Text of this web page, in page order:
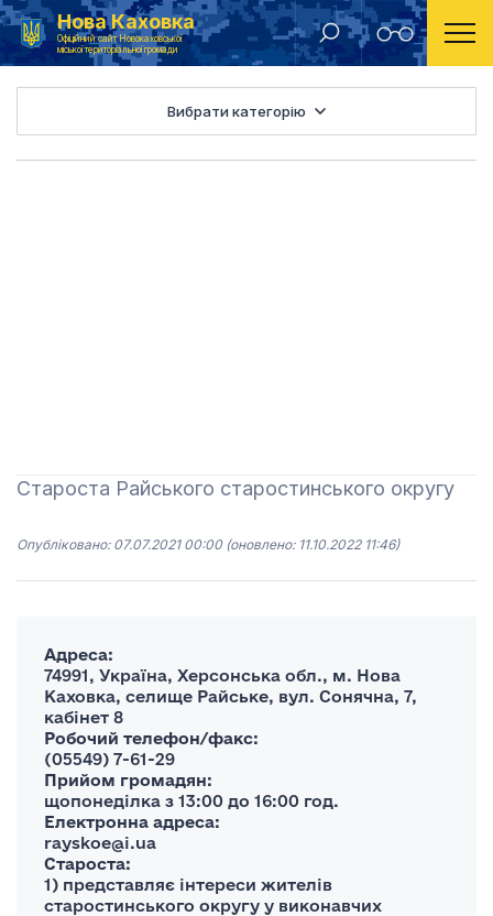
Нова Каховка
Офіційний сайт Новокаховської
міської територіальної громади
Головна Виконавчий комітет
Вибрати категорію
Староста Райського старостинського округу
Опубліковано: 07.07.2021 00:00 (оновлено: 11.10.2022 11:46)
Адреса:
74991, Україна, Херсонська обл., м. Нова
Каховка, селище Райське, вул. Сонячна, 7,
кабінет 8
Робочий телефон/факс:
(05549) 7-61-29
Прийом громадян:
щопонеділка з 13:00 до 16:00 год.
Електронна адреса:
rayskoe@i.ua
Староста:
1) представляє інтереси жителів
старостинського округу у виконавчих